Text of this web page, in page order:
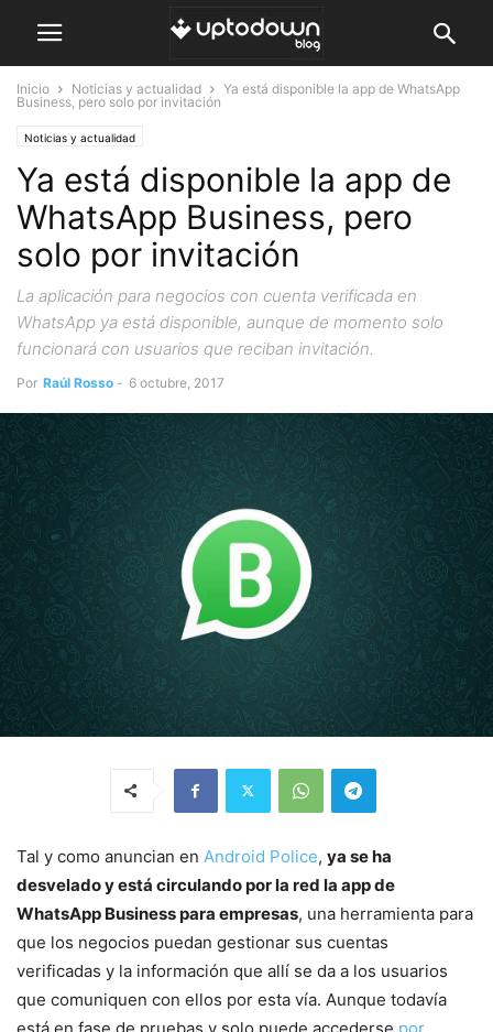
Inicio Noticias y actualidad
Ya está disponible la app de WhatsApp
Business, pero solo por invitación
Noticias y actualidad
Ya está disponible la app de
WhatsApp Business, pero
solo por invitación
La aplicación para negocios con cuenta verificada en
WhatsApp ya está disponible, aunque de momento solo
funcionará con usuarios que reciban invitación.
Por Raúl Rosso - 6 octubre, 2017
Tal y como anuncian en Android Police, ya se ha
desvelado y está circulando por la red la app de
WhatsApp Business para empresas, una herramienta para
que los negocios puedan gestionar sus cuentas
verificadas y la información que allí se da a los usuarios
que comuniquen con ellos por esta vía. Aunque todavía
está en fase de pruebas y solo puede accederse por